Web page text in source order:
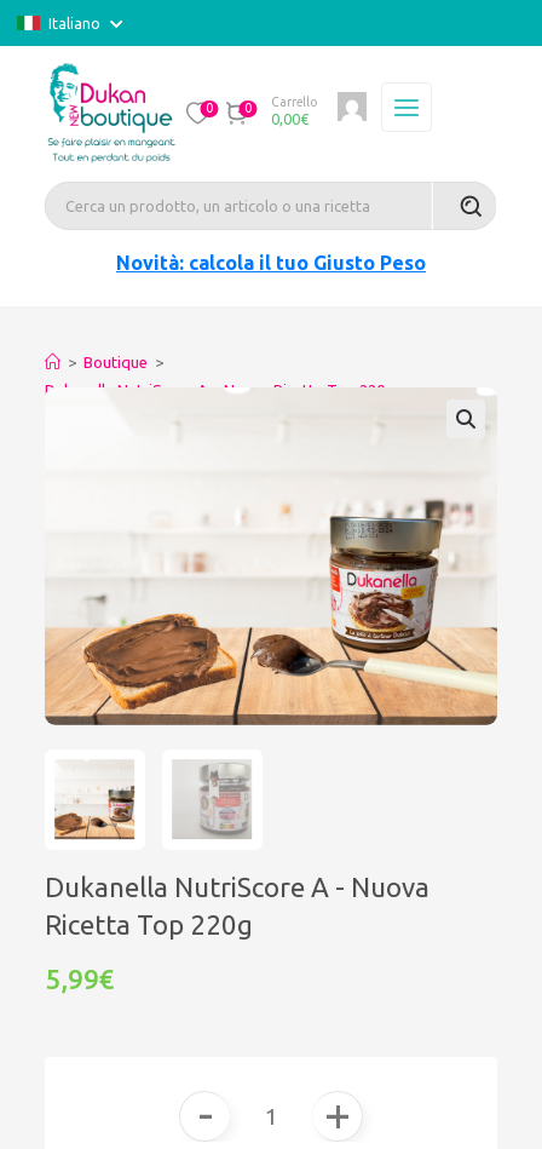
Italiano
0 0 Carrello
0,00€
Novità: calcola il tuo Giusto Peso
> Boutique >
Dukanella NutriScore A – Nuova Ricetta Top 220g
Dukanella NutriScore A - Nuova
Ricetta Top 220g
5,99€
- +